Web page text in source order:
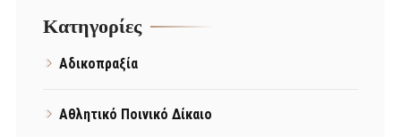
Kατηγορίες
Αδικοπραξία
Αθλητικό Ποινικό Δίκαιο